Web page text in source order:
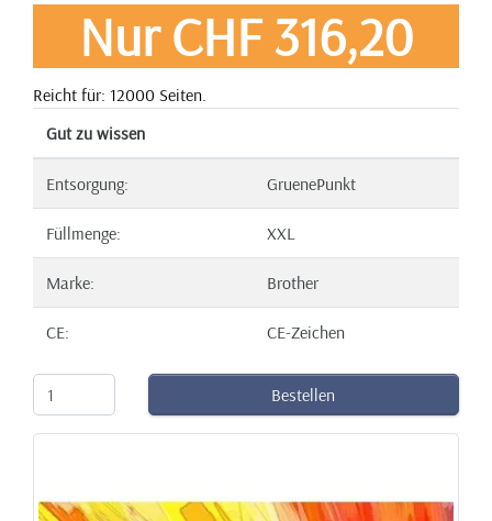
Nur CHF 316,20
Reicht für: 12000 Seiten.
Gut zu wissen
Entsorgung: GruenePunkt
Füllmenge: XXL
Marke: Brother
CE: CE-Zeichen
Bestellen